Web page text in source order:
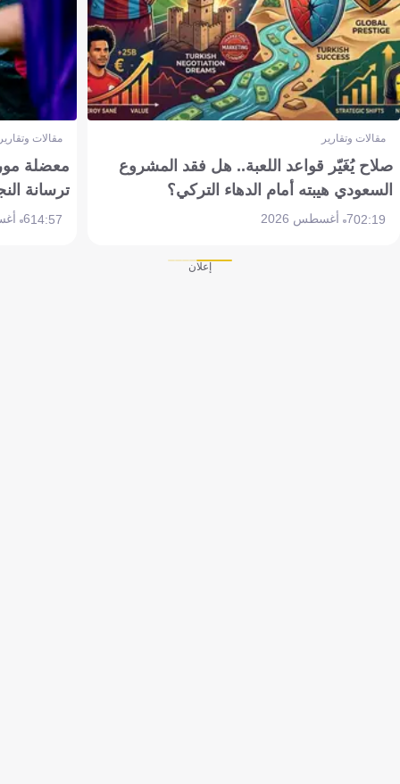
مقالات وتقارير
صلاح يُغَيّر قواعد اللعبة.. هل فقد المشروع
السعودي هيبته أمام الدهاء التركي؟
02:197 أغسطس 2026
مقالات
معضلة
ترسانة
14:576 أغسطس 2026
إعلان